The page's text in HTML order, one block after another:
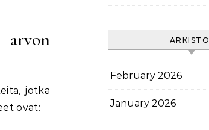
jotka
ovat:
ARKISTO
February 2026
January 2026